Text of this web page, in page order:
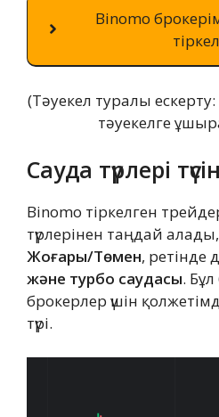
Binomo
(Тәуекел туралы
тәуекелге
Сауда түрлері
Binomo тіркелген
түрлерінен таңдай алады,
Жоғары/Төмен, ретінде
және турбо саудасы.
брокерлер үшін
түрі.